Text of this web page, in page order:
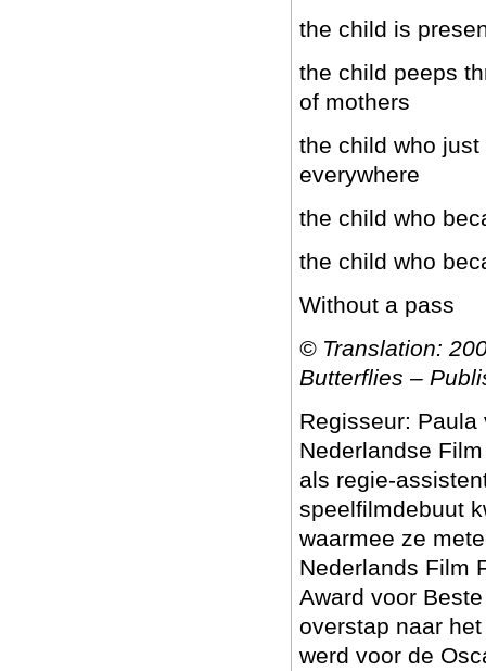
the child is
the child peeps
of mothers
the child who
everywhere
the child who
the child who
Without a pass
© Translation:
Butterflies –
Regisseur:
Nederlandse
als regie-
speelfilmdebuut
waarmee ze
Nederlands Film
Award voor
overstap naar
werd voor de